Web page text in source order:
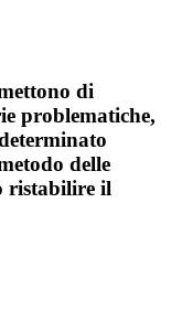
di
problematiche,
delle
ristabilire il